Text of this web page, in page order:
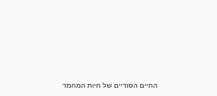
החיים הסודיים של חיות המחמד